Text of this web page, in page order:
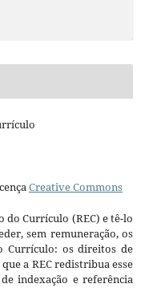
Creative Commons
do Currículo (REC) e tê-lo
sem remuneração, os
Currículo: os direitos de
a REC redistribua esse
indexação e referência